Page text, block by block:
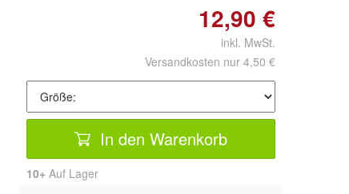
12,90 €
inkl. MwSt.
Versandkosten nur 4,50 €
In den Warenkorb
10+ Auf Lager